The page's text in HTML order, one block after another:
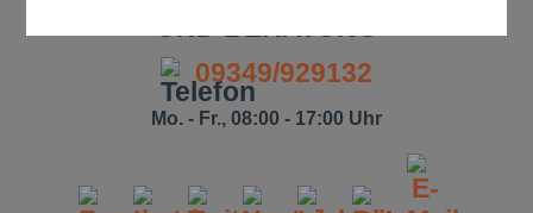
UND BERATUNG
09349/929132
Mo. - Fr., 08:00 - 17:00 Uhr
Einstellungen speichern